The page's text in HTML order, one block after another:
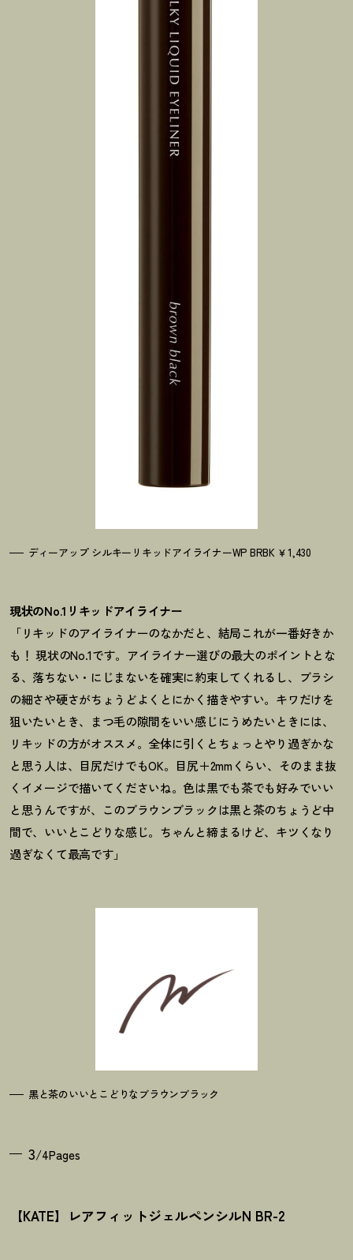
ディーアップ シルキーリキッドアイライナーWP BRBK ￥1,430
現状のNo.1リキッドアイライナー
「リキッドのアイライナーのなかだと、結局これが一番好きか
も ！ 現状のNo.1です。アイライナー選びの最大のポイントとな
る、落ちない・にじまないを確実に約束してくれるし、ブラシ
の細さや硬さがちょうどよくとにかく描きやすい。キワだけを
狙いたいとき、まつ毛の隙間をいい感じにうめたいときには、
リキッドの方がオススメ。全体に引くとちょっとやり過ぎかな
と思う人は、目尻だけでもOK。目尻＋2mmくらい、そのまま抜
くイメージで描いてくださいね。色は黒でも茶でも好みでいい
と思うんですが、このブラウンブラックは黒と茶のちょうど中
間で、いいとこどりな感じ。ちゃんと締まるけど、キツくなり
過ぎなくて最高です」
黒と茶のいいとこどりなブラウンブラック
3/4Pages
【KATE】レアフィットジェルペンシルN BR-2